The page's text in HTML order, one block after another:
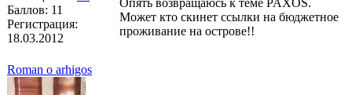
Баллов: 11
Регистрация:
18.03.2012
Может кто скинет ссылки на бюджетное
проживание на острове!!
Roman o arhigos